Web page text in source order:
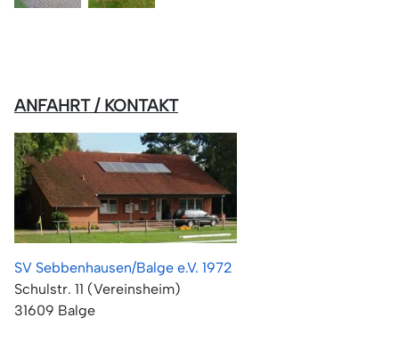
ANFAHRT / KONTAKT
SV Sebbenhausen/Balge e.V. 1972
Schulstr. 11 (Vereinsheim)
31609 Balge